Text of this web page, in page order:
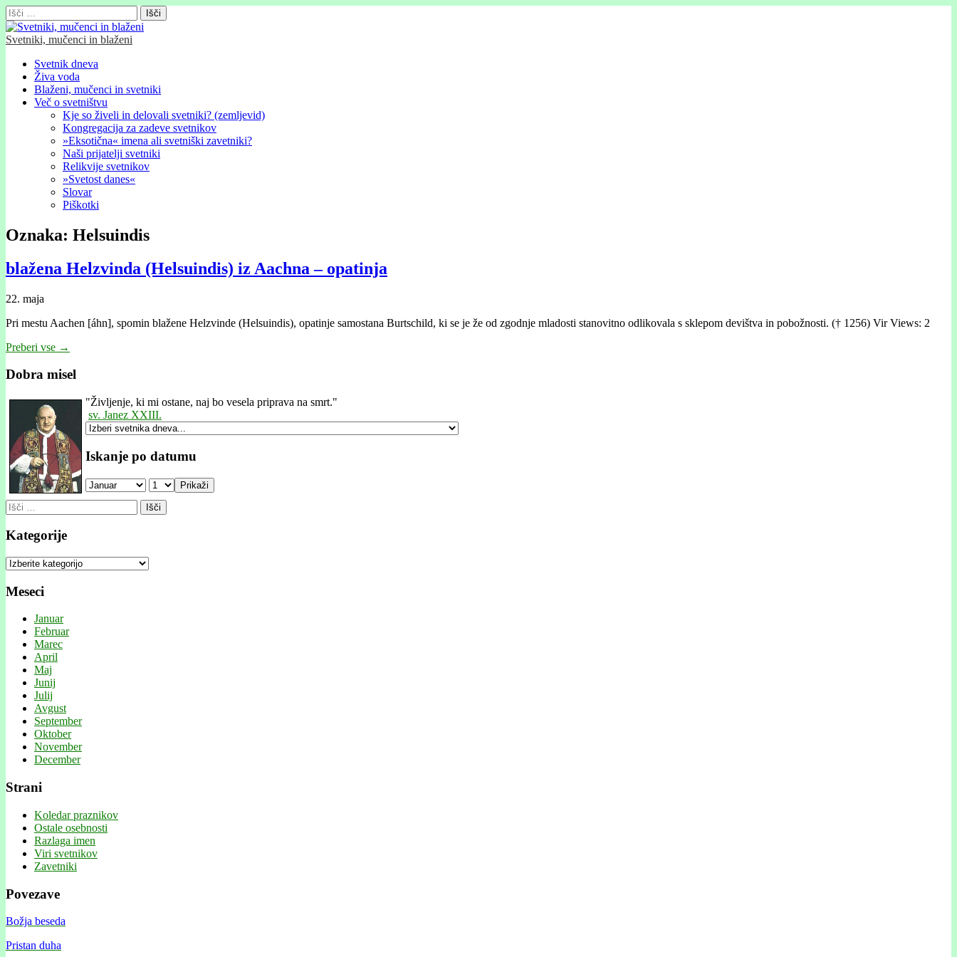
Išči:
Svetniki, mučenci in blaženi
Glavni
meni
Skip
content
Svetnik dneva
Živa voda
Blaženi, mučenci in svetniki
Več o svetništvu
Kje so živeli in delovali svetniki? (zemljevid)
Kongregacija za zadeve svetnikov
»Eksotična« imena ali svetniški zavetniki?
Naši prijatelji svetniki
Relikvije svetnikov
»Svetost danes«
Slovar
Piškotki
Oznaka: Helsuindis
blažena Helzvinda (Helsuindis) iz Aachna – opatinja
22. maja
Pri mestu Aachen [áhn], spomin blažene Helzvinde (Helsuindis), opatinje samostana Burtschild, ki se je že od zgodnje mladosti stanovitno odlikovala s sklepom devištva in pobožnosti. († 1256) Vir Views: 2
Preberi vse →
Dobra misel
"Življenje, ki mi ostane, naj bo vesela priprava na smrt."
sv. Janez XXIII.
Iskanje po datumu
Prikaži
Išči:
Kategorije
Kategorije
Meseci
Januar
Februar
Marec
April
Maj
Junij
Julij
Avgust
September
Oktober
November
December
Strani
Koledar praznikov
Ostale osebnosti
Razlaga imen
Viri svetnikov
Zavetniki
Povezave
Božja beseda
Pristan duha